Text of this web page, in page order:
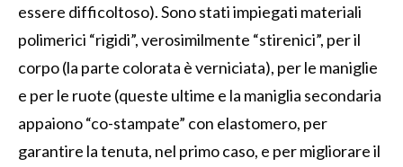
essere difficoltoso). Sono stati impiegati materiali
polimerici “rigidi”, verosimilmente “stirenici”, per il
corpo (la parte colorata è verniciata), per le maniglie
e per le ruote (queste ultime e la maniglia secondaria
appaiono “co-stampate” con elastomero, per
garantire la tenuta, nel primo caso, e per migliorare il